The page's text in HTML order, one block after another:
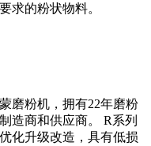
求的粉状物料。
磨粉机，拥有22年磨粉
造商和供应商。 R系列
化升级改造，具有低损